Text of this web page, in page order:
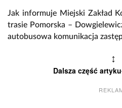
Jak informuje Miejski Zakład
trasie Pomorska –
autobusowa komunikacja
↕
Dalsza część